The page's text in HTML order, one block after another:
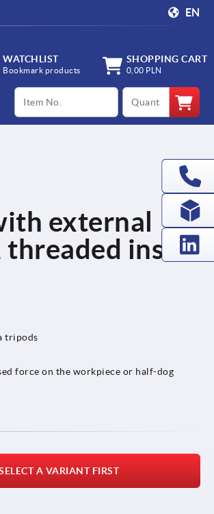
EN
WATCHLIST
Bookmark products
SHOPPING CART
0,00 PLN
productCode qty
external
insert
tripods
force on the workpiece or half-dog
A VARIANT FIRST